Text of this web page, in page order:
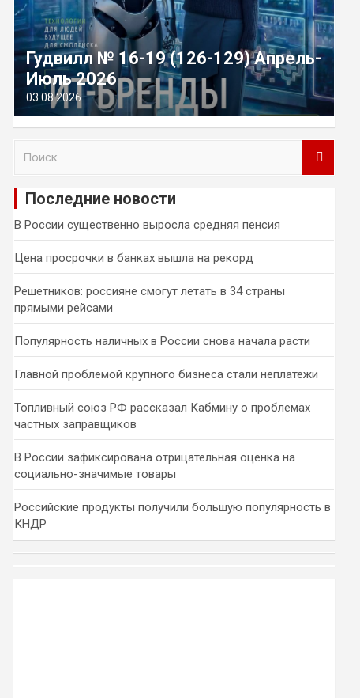
Гудвилл № 16-19 (126-129) Апрель-
Июль 2026
03.08.2026
и
Последние новости
В России существенно выросла средняя пенсия
Цена просрочки в банках вышла на рекорд
Решетников: россияне смогут летать в 34 страны
прямыми рейсами
Популярность наличных в России снова начала расти
Главной проблемой крупного бизнеса стали неплатежи
Топливный союз РФ рассказал Кабмину о проблемах
частных заправщиков
В России зафиксирована отрицательная оценка на
социально-значимые товары
Российские продукты получили большую популярность в
КНДР